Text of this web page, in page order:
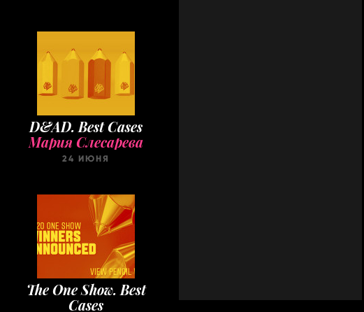
Мария Слесарева
The One Show. Best
Cases
Мария Слесарева
22 ИЮНЯ